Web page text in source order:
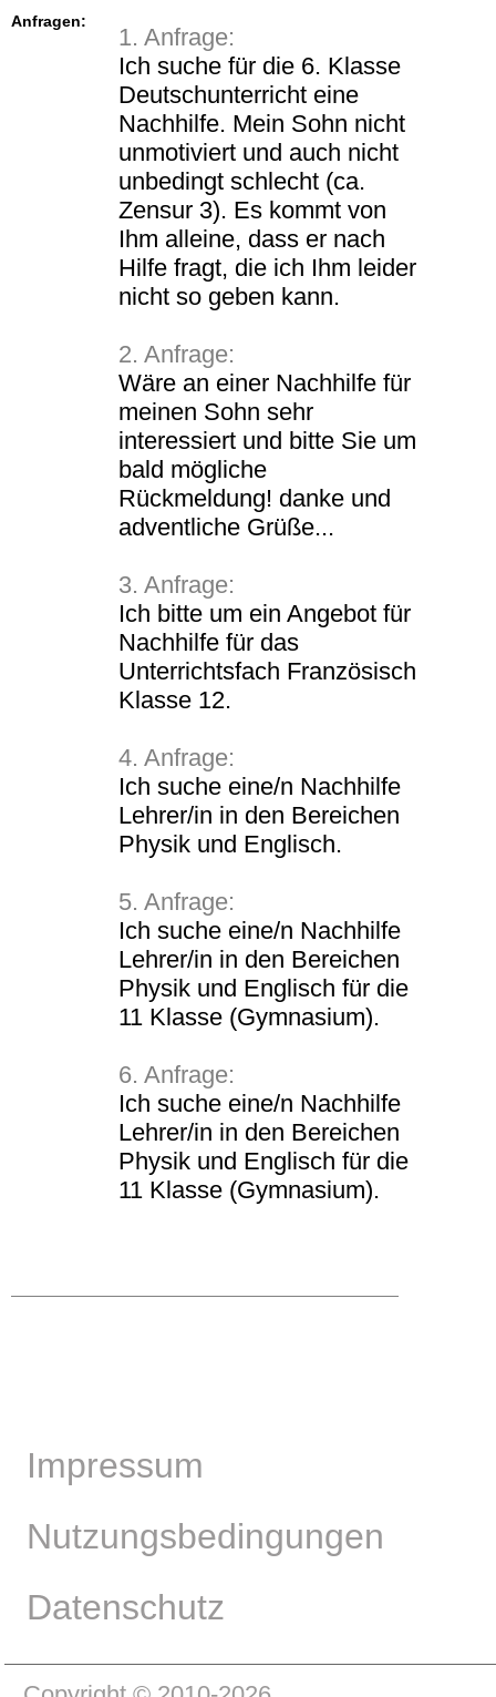
Anfragen:
1. Anfrage:
Ich suche für die 6. Klasse
Deutschunterricht eine
Nachhilfe. Mein Sohn nicht
unmotiviert und auch nicht
unbedingt schlecht (ca.
Zensur 3). Es kommt von
Ihm alleine, dass er nach
Hilfe fragt, die ich Ihm leider
nicht so geben kann.
2. Anfrage:
Wäre an einer Nachhilfe für
meinen Sohn sehr
interessiert und bitte Sie um
bald mögliche
Rückmeldung! danke und
adventliche Grüße...
3. Anfrage:
Ich bitte um ein Angebot für
Nachhilfe für das
Unterrichtsfach Französisch
Klasse 12.
4. Anfrage:
Ich suche eine/n Nachhilfe
Lehrer/in in den Bereichen
Physik und Englisch.
5. Anfrage:
Ich suche eine/n Nachhilfe
Lehrer/in in den Bereichen
Physik und Englisch für die
11 Klasse (Gymnasium).
6. Anfrage:
Ich suche eine/n Nachhilfe
Lehrer/in in den Bereichen
Physik und Englisch für die
11 Klasse (Gymnasium).
Impressum
Nutzungsbedingungen
Datenschutz